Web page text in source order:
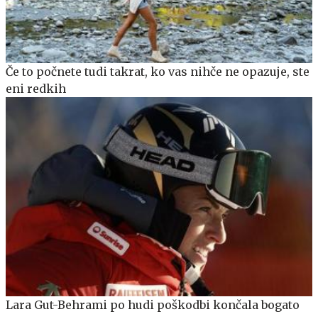
Če to počnete tudi takrat, ko vas nihče ne opazuje, ste
eni redkih
Lara Gut-Behrami po hudi poškodbi končala bogato